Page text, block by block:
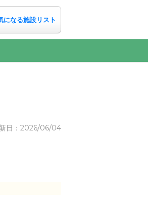
になる施設リスト
日：2026/06/04